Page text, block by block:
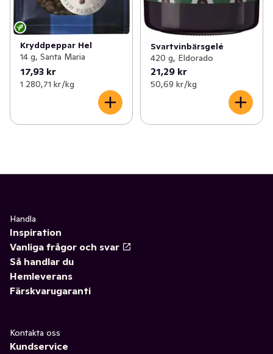
Kryddpeppar Hel
14 g, Santa Maria
17,93 kr
1 280,71 kr /kg
Svartvinbärsgelé
420 g, Eldorado
21,29 kr
50,69 kr /kg
Handla
Inspiration
Vanliga frågor och svar
Så handlar du
Hemleverans
Färskvarugaranti
Kontakta oss
Kundservice